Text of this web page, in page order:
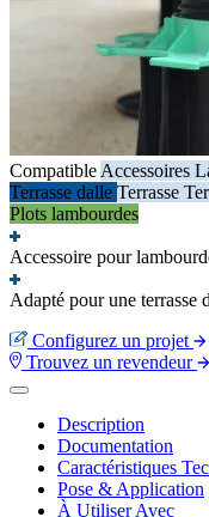
Compatible Accessoires
Terrasse dalle Terrasse
Plots lambourdes
Accessoire pour
Adapté pour une terrasse
Configurez un projet
Trouvez un revendeur
Description
Documentation
Caractéristiques
Pose & Application
À Utiliser Avec